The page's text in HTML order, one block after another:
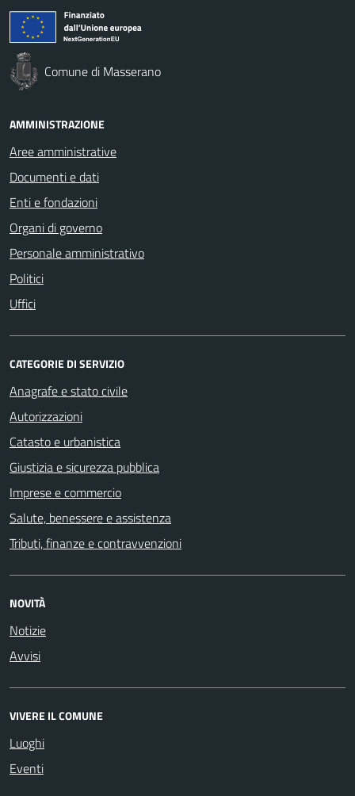
Comune di Masserano
AMMINISTRAZIONE
Aree amministrative
Documenti e dati
Enti e fondazioni
Organi di governo
Personale amministrativo
Politici
Uffici
CATEGORIE DI SERVIZIO
Anagrafe e stato civile
Autorizzazioni
Catasto e urbanistica
Giustizia e sicurezza pubblica
Imprese e commercio
Salute, benessere e assistenza
Tributi, finanze e contravvenzioni
NOVITÀ
Notizie
Avvisi
VIVERE IL COMUNE
Luoghi
Eventi